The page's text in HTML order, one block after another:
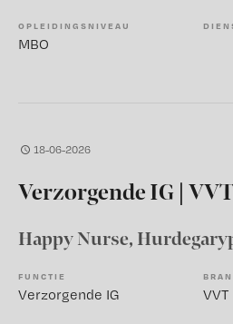
OPLEIDINGSNIVEAU
MBO
18-06-2026
Verzorgende IG |
Happy Nurse,
FUNCTIE
Verzorgende IG VVT